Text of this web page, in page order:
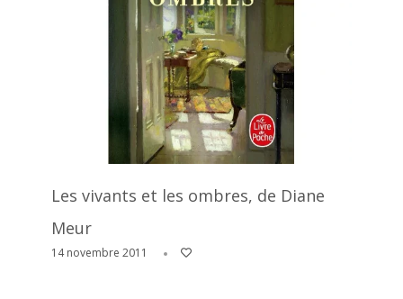
Les vivants et les ombres, de Diane
Meur
14 novembre 2011